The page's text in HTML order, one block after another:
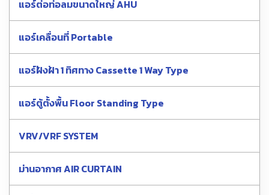
แอร์ต่อท่อลมขนาดใหญ่ AHU
แอร์เคลื่อนที่ Portable
แอร์ฝังฝ้า 1 ทิศทาง Cassette 1 Way Type
แอร์ตู้ตั้งพื้น Floor Standing Type
VRV/VRF SYSTEM
ม่านอากาศ AIR CURTAIN